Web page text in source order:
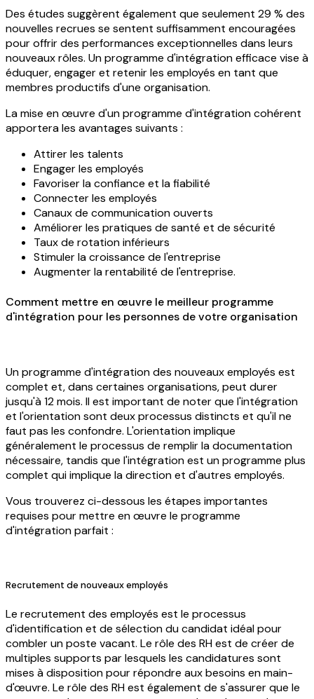
Des études suggèrent également que seulement 29 % des
nouvelles recrues se sentent suffisamment encouragées
pour offrir des performances exceptionnelles dans leurs
nouveaux rôles. Un programme d'intégration efficace vise à
éduquer, engager et retenir les employés en tant que
membres productifs d'une organisation.
La mise en œuvre d'un programme d'intégration cohérent
apportera les avantages suivants :
Attirer les talents
Engager les employés
Favoriser la confiance et la fiabilité
Connecter les employés
Canaux de communication ouverts
Améliorer les pratiques de santé et de sécurité
Taux de rotation inférieurs
Stimuler la croissance de l'entreprise
Augmenter la rentabilité de l'entreprise.
Comment mettre en œuvre le meilleur programme
d'intégration pour les personnes de votre organisation
Un programme d'intégration des nouveaux employés est
complet et, dans certaines organisations, peut durer
jusqu'à 12 mois. Il est important de noter que l'intégration
et l'orientation sont deux processus distincts et qu'il ne
faut pas les confondre. L'orientation implique
généralement le processus de remplir la documentation
nécessaire, tandis que l'intégration est un programme plus
complet qui implique la direction et d'autres employés.
Vous trouverez ci-dessous les étapes importantes
requises pour mettre en œuvre le programme
d'intégration parfait :
Recrutement de nouveaux employés
Le recrutement des employés est le processus
d'identification et de sélection du candidat idéal pour
combler un poste vacant. Le rôle des RH est de créer de
multiples supports par lesquels les candidatures sont
mises à disposition pour répondre aux besoins en main-
d'œuvre. Le rôle des RH est également de s'assurer que le